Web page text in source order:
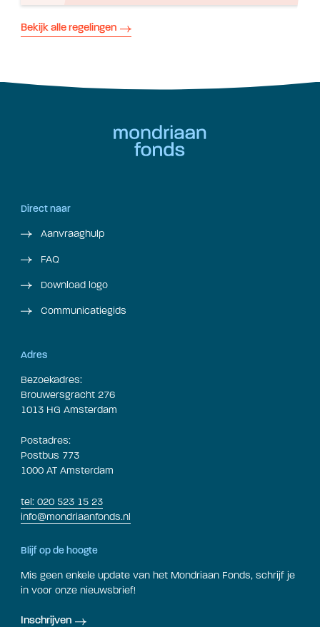
Bekijk alle regelingen
Direct naar
Aanvraaghulp
FAQ
Download logo
Communicatiegids
Adres
Bezoekadres:
Brouwersgracht 276
1013 HG Amsterdam
Postadres:
Postbus 773
1000 AT Amsterdam
tel: 020 523 15 23
info@mondriaanfonds.nl
Blijf op de hoogte
Mis geen enkele update van het Mondriaan Fonds, schrijf je
in voor onze nieuwsbrief!
Inschrijven